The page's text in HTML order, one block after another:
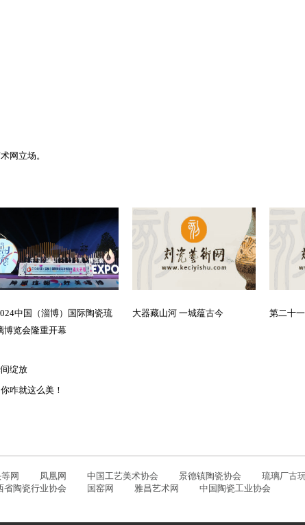
网立场。
中国（淄博）国际陶瓷琉
博览会隆重开幕
大器藏山河 一城蕴古今 第二十
绽放
咋就这么美！
网 凤凰网 中国工艺美术协会 景德镇陶瓷协会 琉璃厂古
省陶瓷行业协会 国窑网 雅昌艺术网 中国陶瓷工业协会